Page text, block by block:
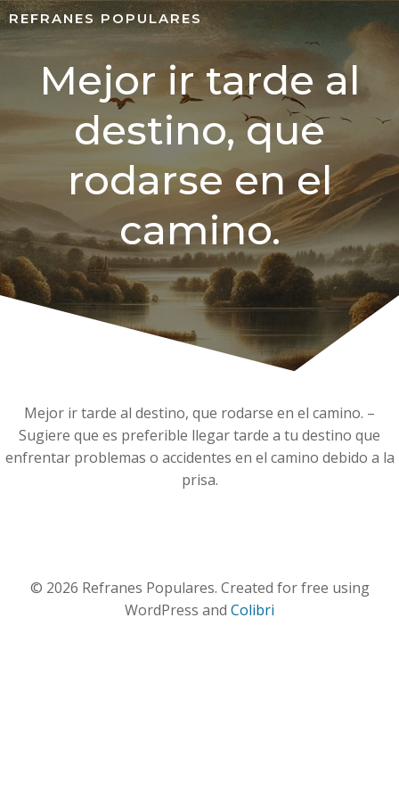
REFRANES POPULARES
Mejor ir tarde al
destino, que
rodarse en el
camino.
Mejor ir tarde al destino, que rodarse en el camino. –
Sugiere que es preferible llegar tarde a tu destino que
enfrentar problemas o accidentes en el camino debido a la
prisa.
© 2026 Refranes Populares. Created for free using
WordPress and Colibri